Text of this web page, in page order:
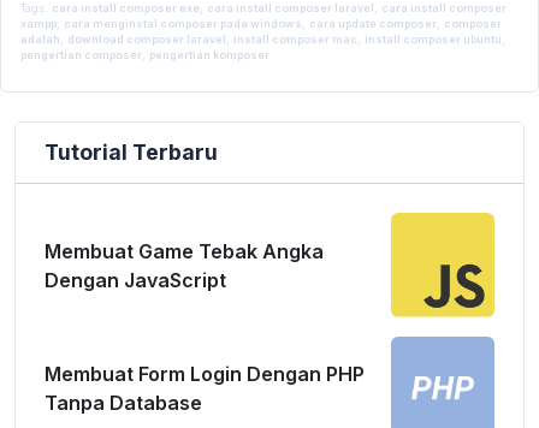
Tags: cara install composer exe, cara install composer laravel , cara install composer
xampp, cara menginstal composer pada windows, cara update composer, composer
adalah, download composer laravel , install composer mac, install composer ubuntu,
pengertian composer, pengertian komposer
Tutorial Terbaru
Membuat Game Tebak Angka
Dengan JavaScript
Membuat Form Login Dengan PHP
Tanpa Database